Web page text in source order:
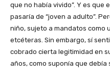
que no había vivido”. Y es que
pasaría de “joven a adulto”.
niño, sujeto a mandatos como
etcéteras. Sin embargo, sí
cobrado cierta legitimidad en
años, como suponía que debía